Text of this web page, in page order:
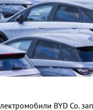
BYD Co.